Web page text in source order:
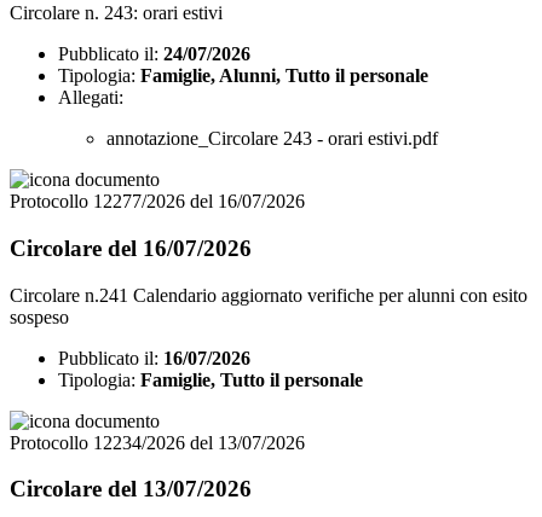
Circolare n. 243: orari estivi
Pubblicato il: 24/07/2026
Tipologia: Famiglie, Alunni, Tutto il personale
Allegati:
annotazione_Circolare 243 - orari estivi.pdf
Protocollo 12277/2026 del 16/07/2026
Circolare del 16/07/2026
Circolare n.241 Calendario aggiornato verifiche per alunni con esito
sospeso
Pubblicato il: 16/07/2026
Tipologia: Famiglie, Tutto il personale
Protocollo 12234/2026 del 13/07/2026
Circolare del 13/07/2026